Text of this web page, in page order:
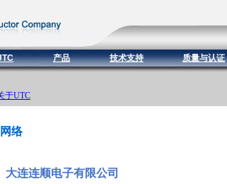
产品 技术支持 质量与认证
于UTC
络
大连连顺电子有限公司